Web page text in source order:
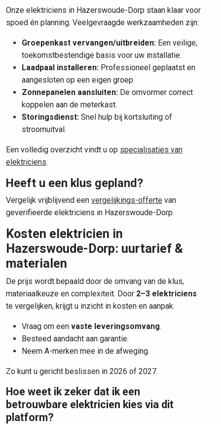
Onze elektriciens in Hazerswoude-Dorp staan klaar voor
spoed én planning. Veelgevraagde werkzaamheden zijn:
Groepenkast vervangen/uitbreiden: Een veilige,
toekomstbestendige basis voor uw installatie.
Laadpaal installeren: Professioneel geplaatst en
aangesloten op een eigen groep.
Zonnepanelen aansluiten: De omvormer correct
koppelen aan de meterkast.
Storingsdienst: Snel hulp bij kortsluiting of
stroomuitval.
Een volledig overzicht vindt u op specialisaties van
elektriciens.
Heeft u een klus gepland?
Vergelijk vrijblijvend een vergelijkings-offerte van
geverifieerde elektriciens in Hazerswoude-Dorp.
Kosten elektricien in
Hazerswoude-Dorp: uurtarief &
materialen
De prijs wordt bepaald door de omvang van de klus,
materiaalkeuze en complexiteit. Door 2–3 elektriciens
te vergelijken, krijgt u inzicht in kosten en aanpak.
Vraag om een vaste leveringsomvang.
Besteed aandacht aan garantie.
Neem A-merken mee in de afweging.
Zo kunt u gericht beslissen in 2026 of 2027.
Hoe weet ik zeker dat ik een
betrouwbare elektricien kies via dit
platform?